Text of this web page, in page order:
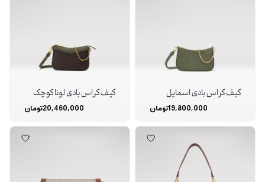
کیف کراس بادی اسمایل
19,800,000تومان
کیف کراس بادی لونا کوچک
20,460,000تومان